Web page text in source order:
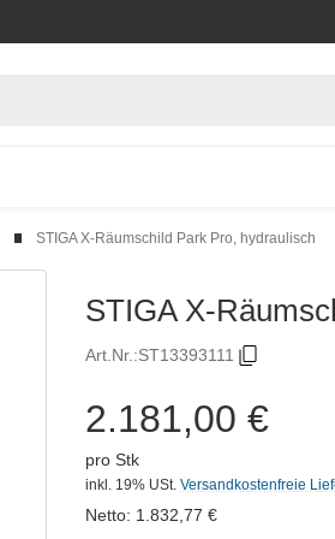
STIGA X-Räumschild Park Pro, hydraulisch
STIGA X-
Art.Nr.:ST13393111
2.181,00 €
pro Stk
inkl. 19% USt. Versandkostenfreie
Netto: 1.832,77 €